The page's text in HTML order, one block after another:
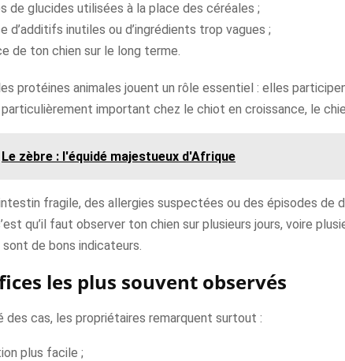
de glucides utilisées à la place des céréales ;
d’additifs inutiles ou d’ingrédients trop vagues ;
de ton chien sur le long terme.
protéines animales jouent un rôle essentiel : elles
particulièrement important chez le chiot en croissance, le
Le zèbre : l'équidé majestueux d'Afrique
fragile, des allergies suspectées ou des épisodes
qu’il faut observer ton chien sur plusieurs jours, voire
de bons indicateurs.
les plus souvent observés
des cas, les propriétaires remarquent surtout :
plus facile ;